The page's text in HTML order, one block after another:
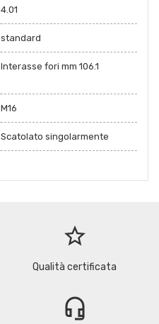
4.01
standard
Interasse fori mm 106.1
M16
Scatolato singolarmente
star_border
Qualità certificata
headset_mic